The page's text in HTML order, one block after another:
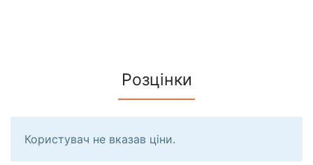
Розцінки
Користувач не вказав ціни.